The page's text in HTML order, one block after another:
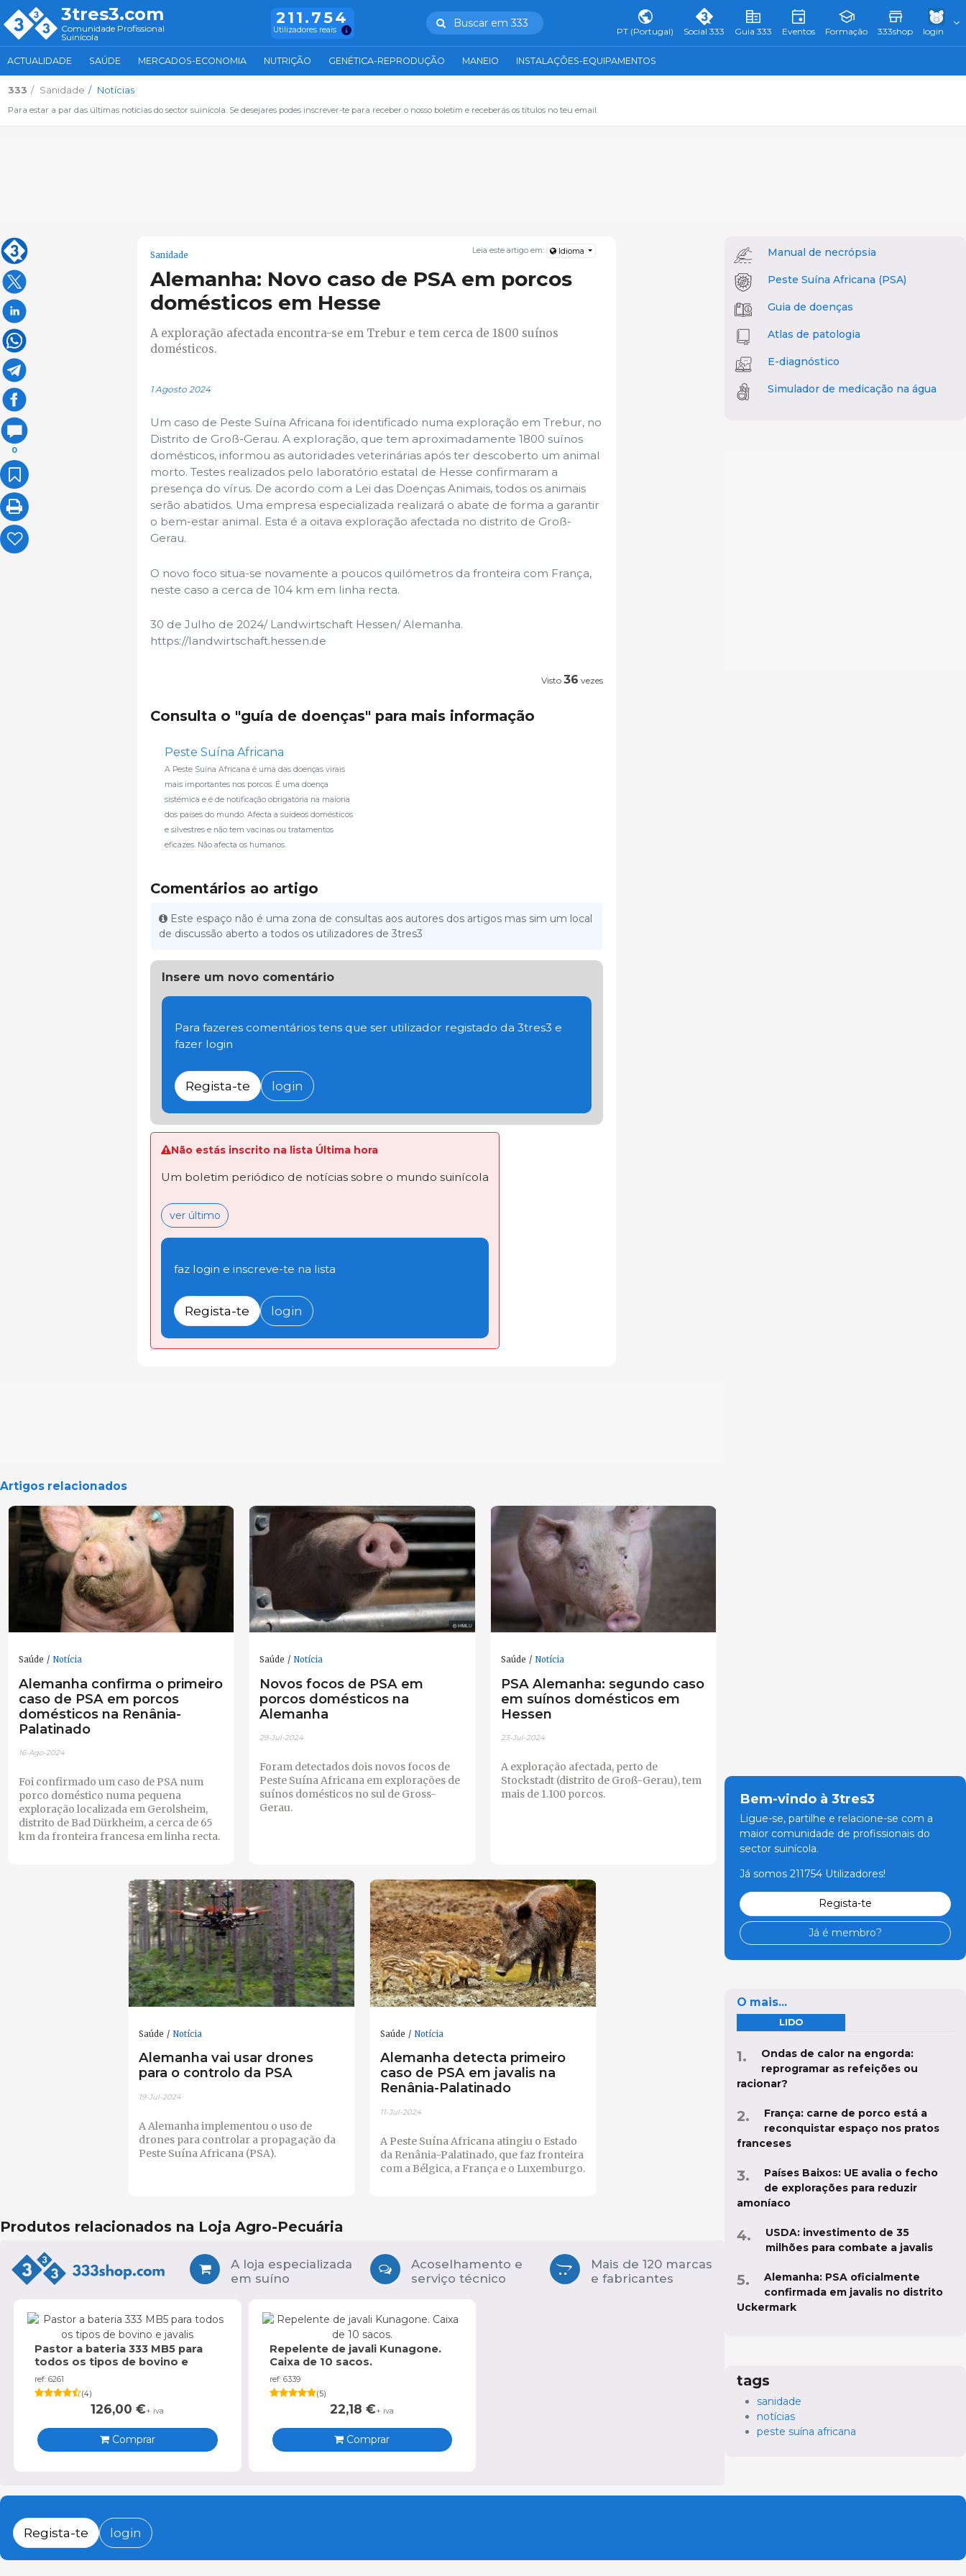
3tres3.com
Comunidade Profissional
Suinícola
211.754
Utilizadores reais
Buscar em 333
PT (Portugal) Social 333 Guia 333 Eventos Formação 333shop login
ACTUALIDADE SAÚDE MERCADOS-ECONOMIA NUTRIÇÃO GENÉTICA-REPRODUÇÃO MANEIO INSTALAÇÕES-EQUIPAMENTOS
333 Sanidade Notícias
Para estar a par das últimas notícias do sector suinícola. Se desejares podes inscrever-te para receber o nosso boletim e receberás os títulos no teu email.
0
Leia este artigo em: Idioma
Sanidade
Alemanha: Novo caso de PSA em porcos
domésticos em Hesse
A exploração afectada encontra-se em Trebur e tem cerca de 1800 suínos
domésticos.
1 Agosto 2024
Um caso de Peste Suína Africana foi identificado numa exploração em Trebur, no
Distrito de Groß-Gerau. A exploração, que tem aproximadamente 1800 suínos
domésticos, informou as autoridades veterinárias após ter descoberto um animal
morto. Testes realizados pelo laboratório estatal de Hesse confirmaram a
presença do vírus. De acordo com a Lei das Doenças Animais, todos os animais
serão abatidos. Uma empresa especializada realizará o abate de forma a garantir
o bem-estar animal. Esta é a oitava exploração afectada no distrito de Groß-
Gerau.
O novo foco situa-se novamente a poucos quilómetros da fronteira com França,
neste caso a cerca de 104 km em linha recta.
30 de Julho de 2024/ Landwirtschaft Hessen/ Alemanha.
https://landwirtschaft.hessen.de
Visto 36 vezes
Consulta o "guía de doenças" para mais informação
Peste Suína Africana
A Peste Suína Africana é uma das doenças virais
mais importantes nos porcos. É uma doença
sistémica e é de notificação obrigatória na maioria
dos países do mundo. Afecta a suídeos domésticos
e silvestres e não tem vacinas ou tratamentos
eficazes. Não afecta os humanos.
Comentários ao artigo
Este espaço não é uma zona de consultas aos autores dos artigos mas sim um local
de discussão aberto a todos os utilizadores de 3tres3
Insere um novo comentário
Para fazeres comentários tens que ser utilizador registado da 3tres3 e
fazer login
Regista-te login
Não estás inscrito na lista Última hora
Um boletim periódico de notícias sobre o mundo suinícola
ver último
faz login e inscreve-te na lista
Regista-te login
Artigos relacionados
Saúde Notícia
Alemanha confirma o primeiro
caso de PSA em porcos
domésticos na Renânia-
Palatinado
16-Ago-2024
Foi confirmado um caso de PSA num
porco doméstico numa pequena
exploração localizada em Gerolsheim,
distrito de Bad Dürkheim, a cerca de 65
km da fronteira francesa em linha recta.
Saúde Notícia
Novos focos de PSA em
porcos domésticos na
Alemanha
29-Jul-2024
Foram detectados dois novos focos de
Peste Suína Africana em explorações de
suínos domésticos no sul de Gross-
Gerau.
Saúde Notícia
PSA Alemanha: segundo caso
em suínos domésticos em
Hessen
23-Jul-2024
A exploração afectada, perto de
Stockstadt (distrito de Groß-Gerau), tem
mais de 1.100 porcos.
Saúde Notícia
Alemanha vai usar drones
para o controlo da PSA
19-Jul-2024
A Alemanha implementou o uso de
drones para controlar a propagação da
Peste Suína Africana (PSA).
Saúde Notícia
Alemanha detecta primeiro
caso de PSA em javalis na
Renânia-Palatinado
11-Jul-2024
A Peste Suína Africana atingiu o Estado
da Renânia-Palatinado, que faz fronteira
com a Bélgica, a França e o Luxemburgo.
Produtos relacionados na Loja Agro-Pecuária
A loja especializada
em suíno
Acoselhamento e
serviço técnico
Mais de 120 marcas
e fabricantes
Pastor a bateria 333 MB5 para
todos os tipos de bovino e
javalis
ref: 6261
(4)
126,00 €+ iva
Comprar
Repelente de javali Kunagone.
Caixa de 10 sacos.
ref: 6339
(5)
22,18 €+ iva
Comprar
Manual de necrópsia
Peste Suína Africana (PSA)
Guia de doenças
Atlas de patologia
E-diagnóstico
Simulador de medicação na água
Bem-vindo à 3tres3
Ligue-se, partilhe e relacione-se com a
maior comunidade de profissionais do
sector suinícola.
Já somos 211754 Utilizadores!
Regista-te
Já é membro?
O mais...
LIDO
Ondas de calor na engorda:
reprogramar as refeições ou
racionar?
França: carne de porco está a
reconquistar espaço nos pratos
franceses
Países Baixos: UE avalia o fecho
de explorações para reduzir
amoníaco
USDA: investimento de 35
milhões para combate a javalis
Alemanha: PSA oficialmente
confirmada em javalis no distrito
Uckermark
tags
sanidade
notícias
peste suína africana
Regista-te login